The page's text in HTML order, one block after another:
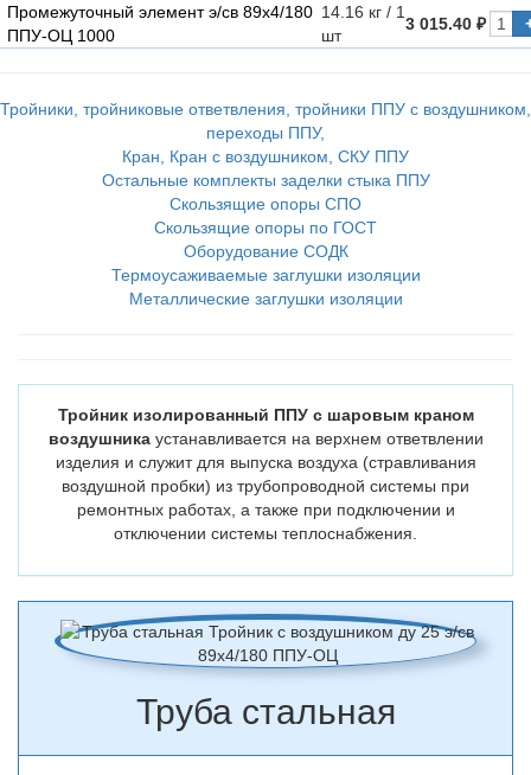
Промежуточный элемент э/св 89х4/180
ППУ-ОЦ 1000
14.16 кг / 1
шт
3 015.40 ₽
Тройники, тройниковые ответвления, тройники ППУ с воздушником,
переходы ППУ,
Кран, Кран с воздушником, СКУ ППУ
Остальные комплекты заделки стыка ППУ
Скользящие опоры СПО
Скользящие опоры по ГОСТ
Оборудование СОДК
Термоусаживаемые заглушки изоляции
Металлические заглушки изоляции
Тройник изолированный ППУ с шаровым краном
воздушникаустанавливается на верхнем ответвлении
изделия и служит для выпуска воздуха (стравливания
воздушной пробки) из трубопроводной системы при
ремонтных работах, а также при подключении и
отключении системы теплоснабжения.
Труба стальная